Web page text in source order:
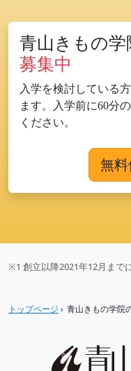
青山きもの学
募集中
入学を検討している
ます。入学前に60分
ください。
無料
※1 創立以降2021年12月までに
トップページ › 青山きもの学院